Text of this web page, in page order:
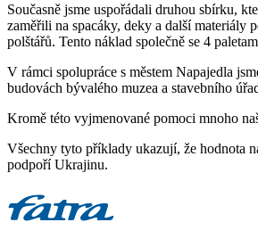
Současně jsme uspořádali druhou sbírku,
zaměřili na spacáky, deky a další materiály
polštářů. Tento náklad společně se 4
V rámci spolupráce s městem Napajedla
budovách bývalého muzea a stavebního
Kromě této vyjmenované pomoci mnoho
Všechny tyto příklady ukazují, že hodnota
podpoří Ukrajinu.